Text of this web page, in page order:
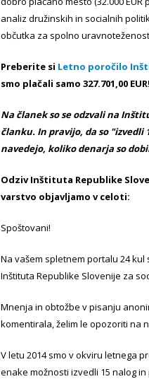
analiz družinskih in socialnih
občutka za spolno
Preberite si Letno poročilo
smo plačali samo 327.701,00 EUR!
Na članek so se odzvali na
članku. In pravijo, da so "izvedli
navedejo, koliko denarja so
Odziv Inštituta Republike
varstvo objavljamo v celoti:
Spoštovani!
Na vašem spletnem portalu 24
Inštituta Republike Slovenije za
Mnenja in obtožbe v pisanju
komentirala, želim le opozoriti na
V letu 2014 smo v okviru letnega
enake možnosti izvedli 15 nalog